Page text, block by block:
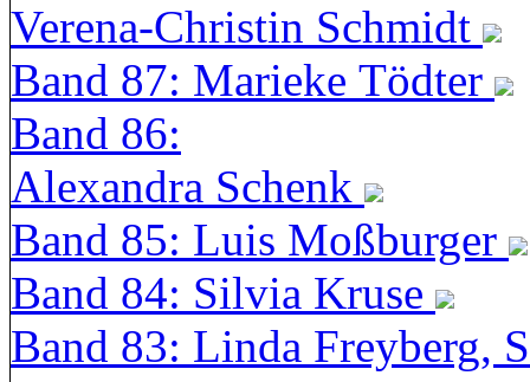
Verena-Christin Schmidt
Band 87: Marieke Tödter
Band 86:
Alexandra Schenk
Band 85: Luis Moßburger
Band 84: Silvia Kruse
Band 83: Linda Freyberg,